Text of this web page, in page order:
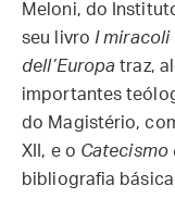
Meloni, do
seu livro I miracoli
dell’Europa traz,
importantes
do Magistério,
XII, e o Catecismo
bibliografia